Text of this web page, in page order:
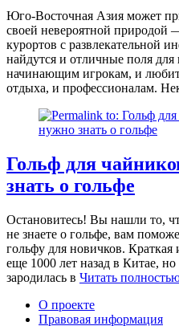
Юго-Восточная Азия может
своей невероятной природой
курортов с развлекательной
найдутся и отличные поля
начинающим игрокам, и
отдыха, и профессионалам.
Гольф для
знать о гольфе
Остановитесь! Вы нашли то,
не знаете о гольфе, вам
гольфу для новичков. Краткая
еще 1000 лет назад в Китае,
зародилась в Читать
О проекте
Правовая информация